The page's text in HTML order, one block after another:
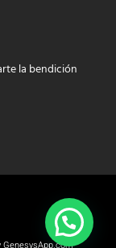
la bendición
GenesysApp.com